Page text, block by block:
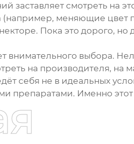
заставляет смотреть на
(например, меняющие цвет
Пока это дорого, но
внимательного выбора.
на производителя, на
себя не в идеальных
препаратами. Именно